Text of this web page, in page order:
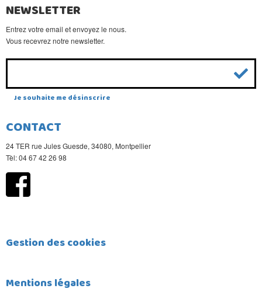
NEWSLETTER
Entrez votre email et envoyez le nous.
Vous recevrez notre newsletter.
Je souhaite me désinscrire
CONTACT
24 TER rue Jules Guesde, 34080, Montpellier
Tèl: 04 67 42 26 98
Gestion des cookies
Mentions légales